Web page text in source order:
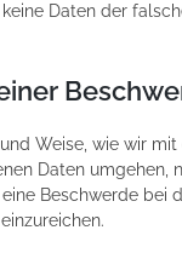
Daten der
Weise, wie wir
Daten umgehen,
Beschwerde bei